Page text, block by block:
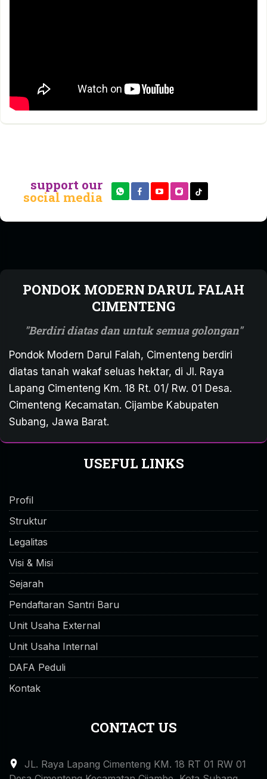
support our
social media
PONDOK MODERN DARUL FALAH
CIMENTENG
Berdiri diatas dan untuk semua golongan
Pondok Modern Darul Falah, Cimenteng berdiri
diatas tanah wakaf seluas hektar, di Jl. Raya
Lapang Cimenteng Km. 18 Rt. 01/ Rw. 01 Desa.
Cimenteng Kecamatan. Cijambe Kabupaten
Subang, Jawa Barat.
USEFUL LINKS
Profil
Struktur
Legalitas
Visi & Misi
Sejarah
Pendaftaran Santri Baru
Unit Usaha External
Unit Usaha Internal
DAFA Peduli
Kontak
CONTACT US
JL. Raya Lapang Cimenteng KM. 18 RT 01 RW 01